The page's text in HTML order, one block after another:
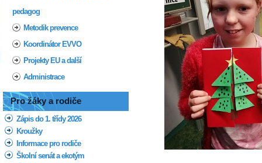
pedagog
Metodik prevence
Koordinátor EVVO
Projekty EU a další
Administrace
Pro žáky a rodiče
Zápis do 1. třídy 2026
Kroužky
Informace pro rodiče
Školní senát a ekotým